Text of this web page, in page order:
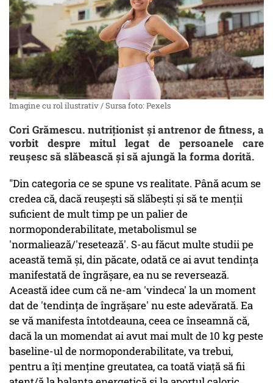
Imagine cu rol ilustrativ / Sursa foto: Pexels
Cori Grămescu. nutriționist și antrenor de fitness, a
vorbit despre mitul legat de persoanele care
reușesc să slăbească și să ajungă la forma dorită.
"Din categoria ce se spune vs realitate. Până acum se
credea că, dacă reușești să slăbești și să te menții
suficient de mult timp pe un palier de
normoponderabilitate, metabolismul se
'normaliează/'resetează'. S-au făcut multe studii pe
această temă și, din păcate, odată ce ai avut tendința
manifestată de îngrășare, ea nu se reversează.
Această idee cum că ne-am 'vindeca' la un moment
dat de 'tendința de îngrășare' nu este adevărată. Ea
se vă manifesta întotdeauna, ceea ce înseamnă că,
dacă la un momendat ai avut mai mult de 10 kg peste
baseline-ul de normoponderabilitate, va trebui,
pentru a îți menține greutatea, ca toată viață să fii